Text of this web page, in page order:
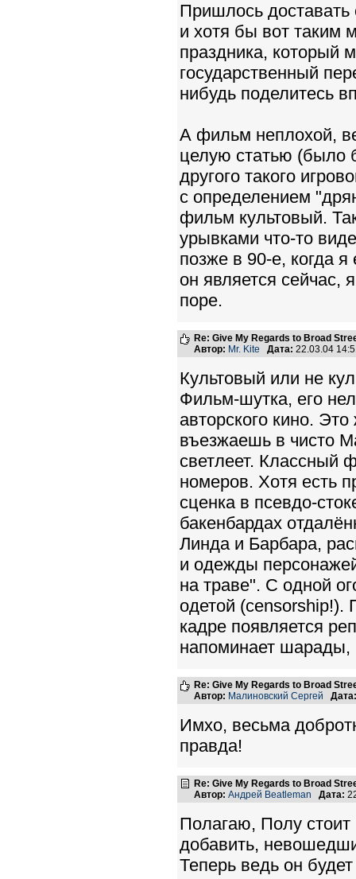
Пришлось доставать
и хотя бы вот таким
праздника, который
государственный
нибудь поделитесь
А фильм неплохой,
целую статью (было
другого такого
с определением
фильм культовый.
урывками что-то
позже в 90-е, когда
он является сейчас,
поре.
Re: Give My Regards to Broad
Автор: Mr. Kite Дата: 22.03.04
Культовый или не
Фильм-шутка, его
авторского кино.
въезжаешь в чисто
светлеет. Классный
номеров. Хотя есть
сценка в псевдо-
бакенбардах
Линда и Барбара,
и одежды
на траве". С одной
одетой (censorship!).
кадре появляется
напоминает шарады,
Re: Give My Regards to Broad
Автор: Малиновский Сергей Дата:
Имхо, весьма
правда!
Re: Give My Regards to Broad
Автор: Андрей Beatleman Дата:
Полагаю, Полу
добавить,
Теперь ведь он